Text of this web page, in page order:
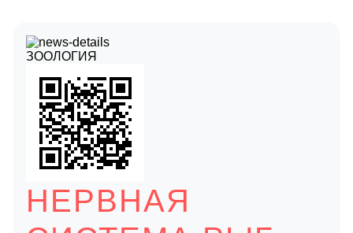
ЗООЛОГИЯ
НЕРВНАЯ